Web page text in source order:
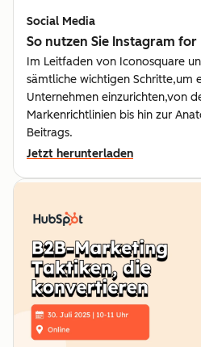
Social Media
So nutzen Sie Instagram for
Im Leitfaden von Iconosquare
sämtliche wichtigen Schritte,um
Unternehmen einzurichten,von
Markenrichtlinien bis hin zur
Beitrags.
Jetzt herunterladen